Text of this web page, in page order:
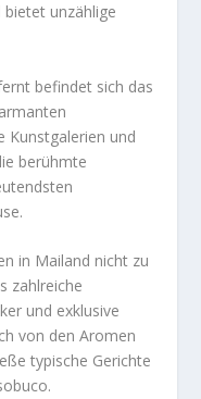
bietet unzählige
befindet sich das
Kunstgalerien und
berühmte
in Mailand nicht zu
zahlreiche
und exklusive
von den Aromen
typische Gerichte